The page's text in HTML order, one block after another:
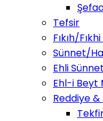
Tefsir
Fıkıh/
Sünnet/
Ehli
Ehl-i Beyt
Reddiye